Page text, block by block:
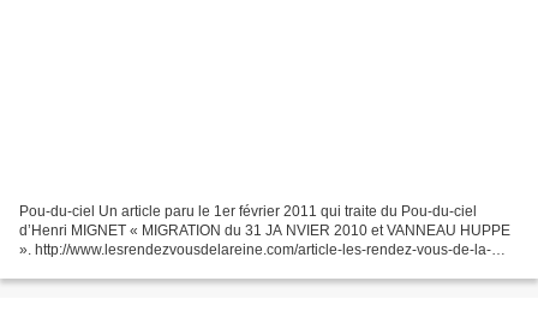
Pou-du-ciel Un article paru le 1er février 2011 qui traite du Pou-du-ciel
d’Henri MIGNET « MIGRATION du 31 JA NVIER 2010 et VANNEAU HUPPE
». http://www.lesrendezvousdelareine.com/article-les-rendez-vous-de-la-
66214702.html...